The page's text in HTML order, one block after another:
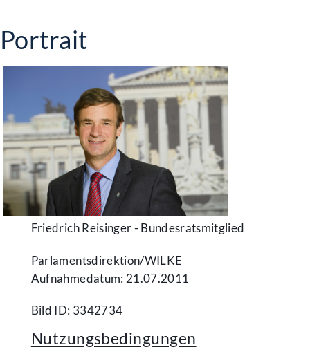
Portrait
Friedrich Reisinger - Bundesratsmitglied
Parlamentsdirektion/​WILKE
Aufnahmedatum: 21.07.2011
Bild ID: 3342734
Nutzungsbedingungen